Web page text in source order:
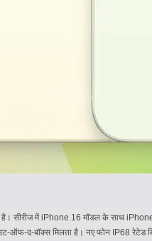
है। सीरीज में iPhone 16 मॉडल के साथ
ऑफ-द-बॉक्स मिलता है। नए फोन IP68